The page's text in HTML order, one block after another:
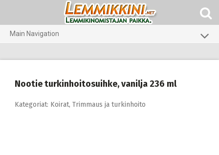
Main Navigation
Pieneläimet
Nootie turkinhoitosuihke, vanilja 236 ml
Kategoriat: Koirat, Trimmaus ja turkinhoito